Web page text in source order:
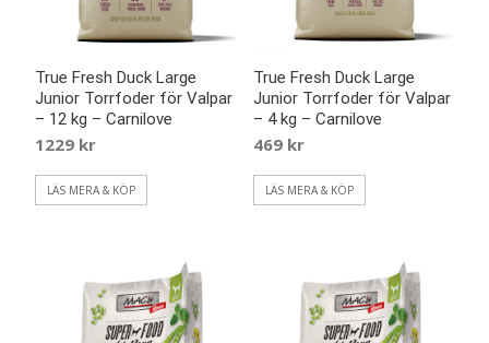
True Fresh Duck Large
Junior Torrfoder för Valpar
– 12 kg – Carnilove
1229 kr
LÄS MERA & KÖP
True Fresh Duck Large
Junior Torrfoder för Valpar
– 4 kg – Carnilove
469 kr
LÄS MERA & KÖP